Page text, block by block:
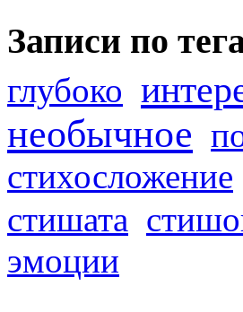
Записи по
глубоко
необычное
стихосложение
стишата
эмоции